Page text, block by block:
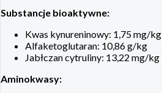
Substancje bioaktywne:
Kwas kynureninowy: 1,75 mg/kg
Alfaketoglutaran: 10,86 g/kg
Jabłczan cytruliny: 13,22 mg/kg
Aminokwasy: